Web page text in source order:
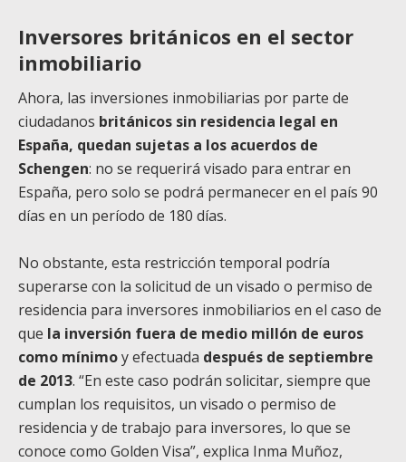
Inversores británicos en el sector
inmobiliario
Ahora, las inversiones inmobiliarias por parte de
ciudadanos británicos sin residencia legal en
España, quedan sujetas a los acuerdos de
Schengen: no se requerirá visado para entrar en
España, pero solo se podrá permanecer en el país 90
días en un período de 180 días.
No obstante, esta restricción temporal podría
superarse con la solicitud de un visado o permiso de
residencia para inversores inmobiliarios en el caso de
que la inversión fuera de medio millón de euros
como mínimoy efectuada después de septiembre
de 2013. “En este caso podrán solicitar, siempre que
cumplan los requisitos, un visado o permiso de
residencia y de trabajo para inversores, lo que se
conoce como Golden Visa”, explica Inma Muñoz,